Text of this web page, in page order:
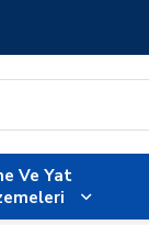
Ve Yat